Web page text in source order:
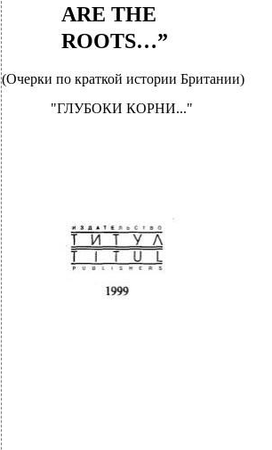
ARE THE
ROOTS…”
(Очерки по краткой истории Британии)
"ГЛУБОКИ КОРНИ..."